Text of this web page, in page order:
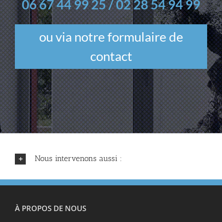
06 67 44 99 25 / 02 28 54 94 99
ou via notre formulaire de
contact
Nous intervenons aussi :
À PROPOS DE NOUS